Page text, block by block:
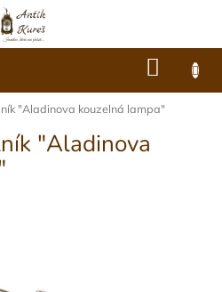
KOŠÍK
"Aladinova kouzelná lampa"
"Aladinova